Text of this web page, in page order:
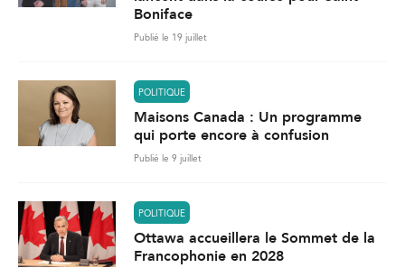
Boniface
Publié le 19 juillet
POLITIQUE
Maisons Canada : Un programme
qui porte encore à confusion
Publié le 9 juillet
POLITIQUE
Ottawa accueillera le Sommet de la
Francophonie en 2028